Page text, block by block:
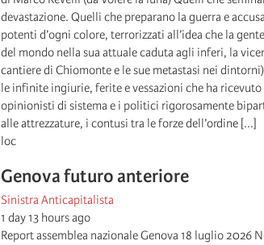
devastazione. Quelli che preparano la guerra e
potenti d’ogni colore, terrorizzati all’idea che la
del mondo nella sua attuale caduta agli inferi, la
cantiere di Chiomonte e le sue metastasi nei
le infinite ingiurie, ferite e vessazioni che ha
opinionisti di sistema e i politici rigorosamente
alle attrezzature, i contusi tra le forze dell’ordine [...]
loc
Genova futuro anteriore
Sinistra Anticapitalista
1 day 13 hours ago
Report assemblea nazionale Genova 18 luglio 2026